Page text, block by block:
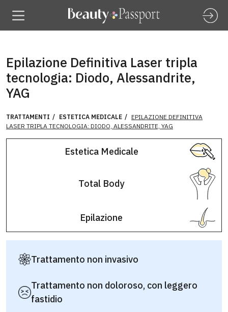
Epilazione Definitiva Laser tripla
tecnologia: Diodo, Alessandrite,
YAG
TRATTAMENTI ESTETICA MEDICALE
EPILAZIONE DEFINITIVA
LASER TRIPLA TECNOLOGIA: DIODO, ALESSANDRITE, YAG
Estetica Medicale
Total Body
Epilazione
Trattamento non invasivo
Trattamento non doloroso, con leggero
fastidio